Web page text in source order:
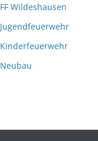
FF Wildeshausen
Jugendfeuerwehr
Kinderfeuerwehr
Neubau